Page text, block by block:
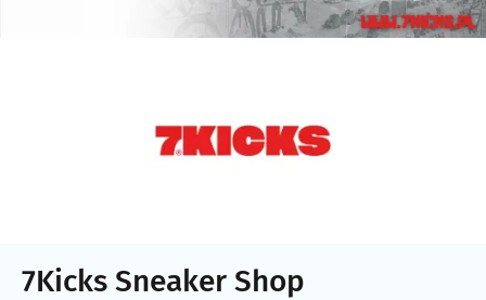
7Kicks Sneaker Shop